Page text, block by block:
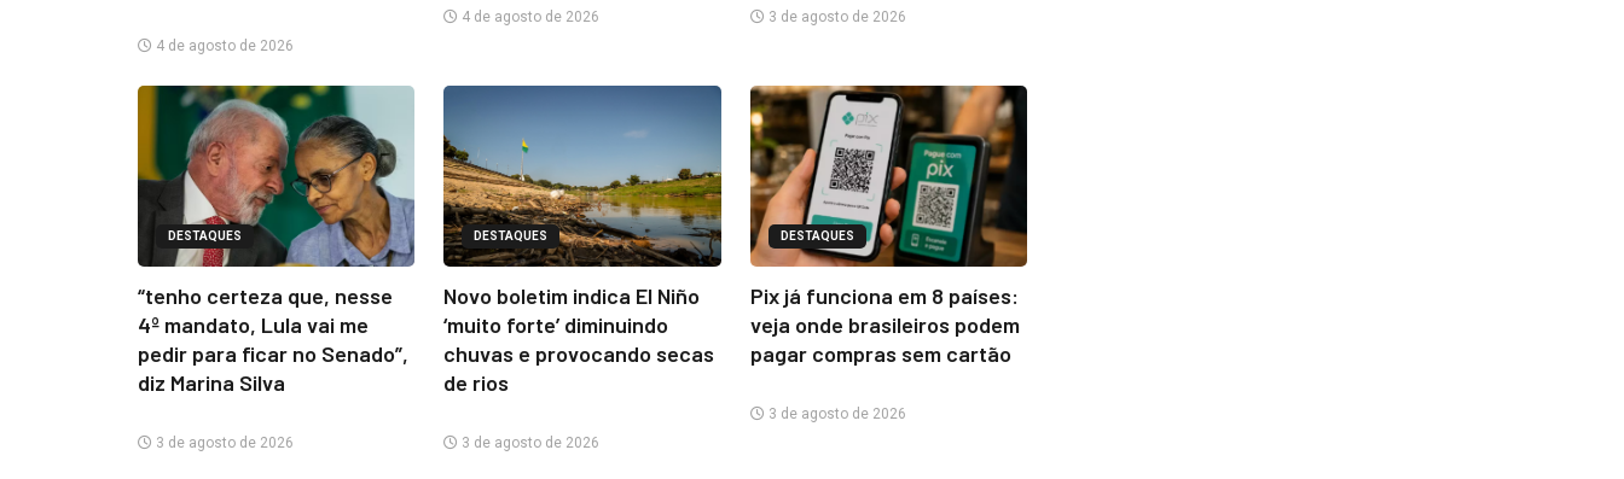
4 de agosto de 2026
4 de agosto de 2026 3 de agosto de 2026
DESTAQUES
“tenho certeza que, nesse
4º mandato, Lula vai me
pedir para ficar no Senado”,
diz Marina Silva
3 de agosto de 2026
DESTAQUES
Novo boletim indica El Niño
‘muito forte’ diminuindo
chuvas e provocando secas
de rios
3 de agosto de 2026
DESTAQUES
Pix já funciona em 8 países:
veja onde brasileiros podem
pagar compras sem cartão
3 de agosto de 2026